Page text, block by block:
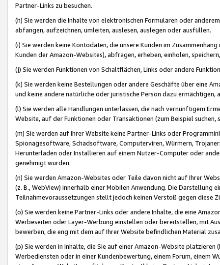
Partner-Links zu besuchen.
(h) Sie werden die Inhalte von elektronischen Formularen oder
abfangen, aufzeichnen, umleiten, auslesen, auslegen oder ausfüllen.
(i) Sie werden keine Kontodaten, die unsere Kunden im
Kunden der Amazon-Websites), abfragen, erheben, einholen,
(j) Sie werden Funktionen von Schaltflächen, Links oder andere
(k) Sie werden keine Bestellungen oder andere Geschäfte über eine
und keine andere natürliche oder juristische Person dazu
(l) Sie werden alle Handlungen unterlassen, die nach vernünftigem
Website, auf der Funktionen oder Transaktionen (zum Beispiel
(m) Sie werden auf Ihrer Website keine Partner-Links oder
Spionagesoftware, Schadsoftware, Computerviren, Würmern,
Herunterladen oder Installieren auf einem Nutzer-Computer oder
genehmigt wurden.
(n) Sie werden Amazon-Websites oder Teile davon nicht auf Ihrer
(z. B., WebView) innerhalb einer Mobilen Anwendung. Die Darstellung
Teilnahmevoraussetzungen stellt jedoch keinen Verstoß gegen diese
(o) Sie werden keine Partner-Links oder andere Inhalte, die eine
Werbeseiten oder Layer-Werbung einstellen oder bereitstellen, mit
bewerben, die eng mit dem auf Ihrer Website befindlichen Material
(p) Sie werden in Inhalte, die Sie auf einer Amazon-Website
Werbediensten oder in einer Kundenbewertung, einem Forum, einem